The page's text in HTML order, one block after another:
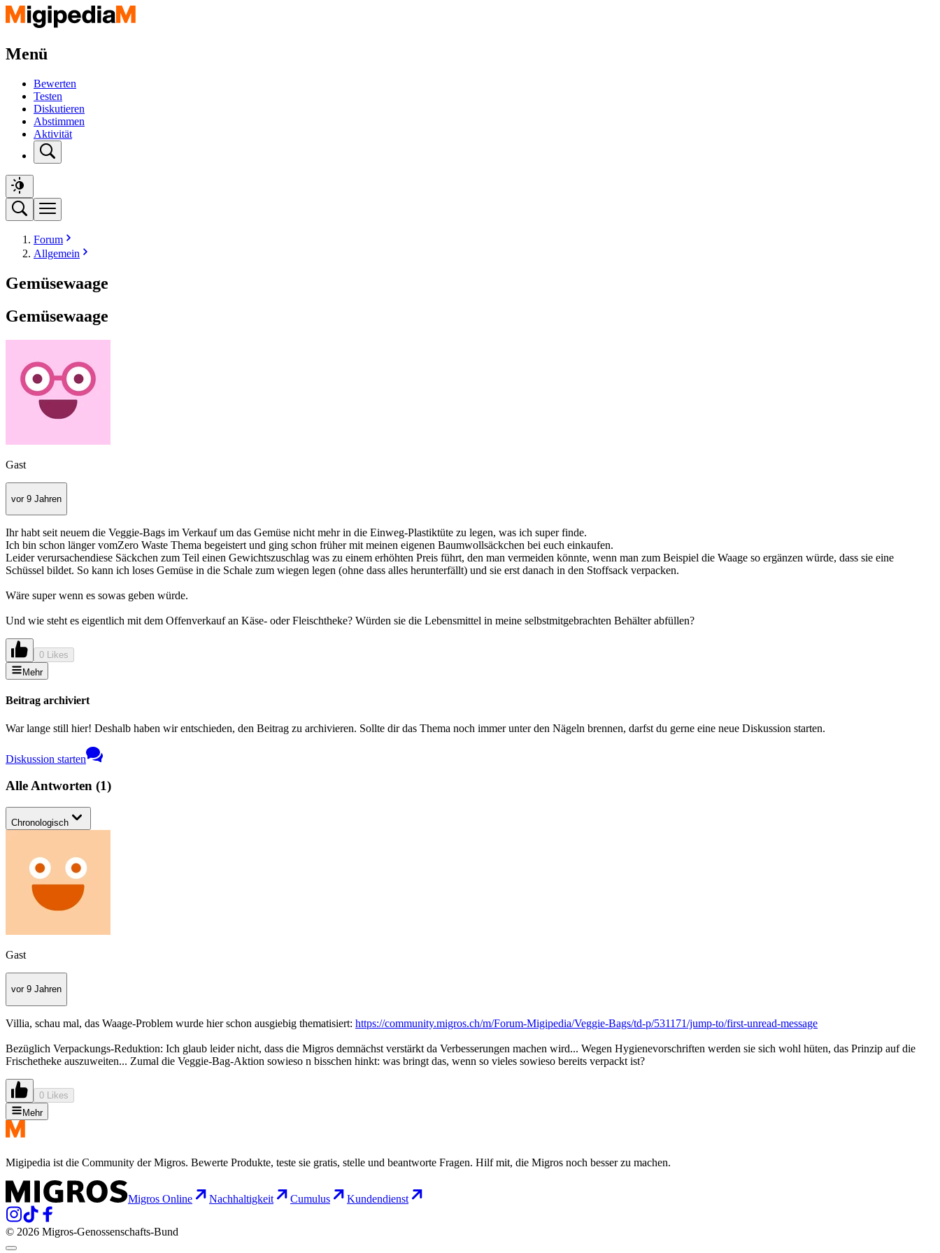
Menü
Bewerten
Testen
Diskutieren
Abstimmen
Aktivität
Forum
Allgemein
Gemüsewaage
Gemüsewaage
Gast
vor 9 Jahren
Ihr habt seit neuem die Veggie-Bags im Verkauf um das Gemüse nicht mehr in die Einweg-Plastiktüte zu legen, was ich super finde.
Ich bin schon länger vomZero Waste Thema begeistert und ging schon früher mit meinen eigenen Baumwollsäckchen bei euch einkaufen.
Leider verursachendiese Säckchen zum Teil einen Gewichtszuschlag was zu einem erhöhten Preis führt, den man vermeiden könnte, wenn man zum Beispiel die Waage so ergänzen würde, dass sie eine
Schüssel bildet. So kann ich loses Gemüse in die Schale zum wiegen legen (ohne dass alles herunterfällt) und sie erst danach in den Stoffsack verpacken.
Wäre super wenn es sowas geben würde.
Und wie steht es eigentlich mit dem Offenverkauf an Käse- oder Fleischtheke? Würden sie die Lebensmittel in meine selbstmitgebrachten Behälter abfüllen?
0 Likes
Mehr
Beitrag archiviert
War lange still hier! Deshalb haben wir entschieden, den Beitrag zu archivieren. Sollte dir das Thema noch immer unter den Nägeln brennen, darfst du gerne eine neue Diskussion starten.
Diskussion starten
Alle Antworten (1)
Chronologisch
Gast
vor 9 Jahren
Villia, schau mal, das Waage-Problem wurde hier schon ausgiebig thematisiert: https://community.migros.ch/m/Forum-Migipedia/Veggie-Bags/td-p/531171/jump-to/first-unread-message
Bezüglich Verpackungs-Reduktion: Ich glaub leider nicht, dass die Migros demnächst verstärkt da Verbesserungen machen wird... Wegen Hygienevorschriften werden sie sich wohl hüten, das Prinzip auf die
Frischetheke auszuweiten... Zumal die Veggie-Bag-Aktion sowieso n bisschen hinkt: was bringt das, wenn so vieles sowieso bereits verpackt ist?
0 Likes
Mehr
Migipedia ist die Community der Migros. Bewerte Produkte, teste sie gratis, stelle und beantworte Fragen. Hilf mit, die Migros noch besser zu machen.
Migros Online Nachhaltigkeit Cumulus Kundendienst
© 2026 Migros-Genossenschafts-Bund